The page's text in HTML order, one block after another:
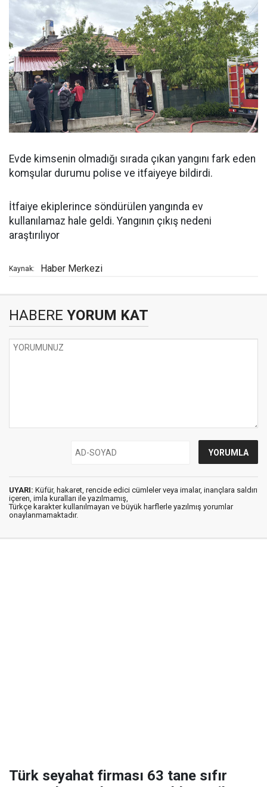
Evde kimsenin olmadığı sırada çıkan yangını fark eden
komşular durumu polise ve itfaiyeye bildirdi.
İtfaiye ekiplerince söndürülen yangında ev
kullanılamaz hale geldi. Yangının çıkış nedeni
araştırılıyor
Kaynak: Haber Merkezi
HABERE YORUM KAT
UYARI: Küfür, hakaret, rencide edici cümleler veya imalar, inançlara saldırı
içeren, imla kuralları ile yazılmamış,
Türkçe karakter kullanılmayan ve büyük harflerle yazılmış yorumlar
onaylanmamaktadır.
Türk seyahat firması 63 tane sıfır